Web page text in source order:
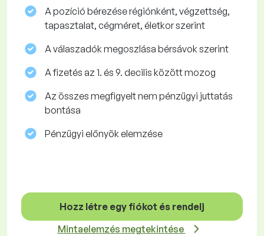
A pozíció bérezése régiónként, végzettség,
tapasztalat, cégméret, életkor szerint
A válaszadók megoszlása ​​bérsávok szerint
A fizetés az 1. és 9. decilis között mozog
Az összes megfigyelt nem pénzügyi juttatás
bontása
Pénzügyi előnyök elemzése
Hozz létre egy fiókot és rendelj
Mintaelemzés megtekintése